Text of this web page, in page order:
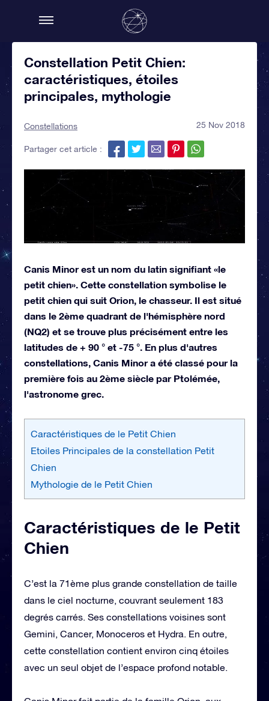
Constellation Petit Chien:
caractéristiques, étoiles
principales, mythologie
Constellations 25 Nov 2018
Partager cet article :
Canis Minor est un nom du latin signifiant «le
petit chien». Cette constellation symbolise le
petit chien qui suit Orion, le chasseur. Il est situé
dans le 2ème quadrant de l'hémisphère nord
(NQ2) et se trouve plus précisément entre les
latitudes de + 90 ° et -75 °. En plus d'autres
constellations, Canis Minor a été classé pour la
première fois au 2ème siècle par Ptolémée,
l'astronome grec.
Caractéristiques de le Petit Chien
Etoiles Principales de la constellation Petit
Chien
Mythologie de le Petit Chien
Caractéristiques de le Petit
Chien
C’est la 71ème plus grande constellation de taille
dans le ciel nocturne, couvrant seulement 183
degrés carrés. Ses constellations voisines sont
Gemini, Cancer, Monoceros et Hydra. En outre,
cette constellation contient environ cinq étoiles
avec un seul objet de l’espace profond notable.